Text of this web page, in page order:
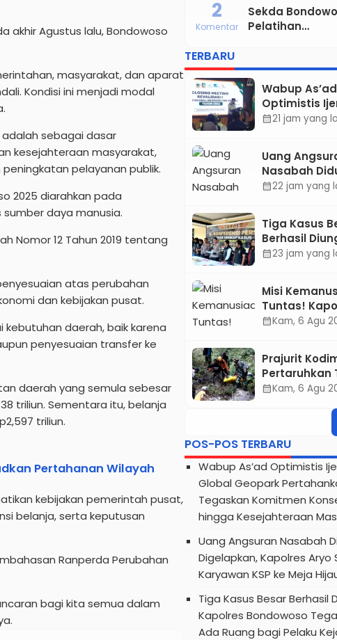
akhir Agustus lalu, Bondowoso
masyarakat, dan aparat
Kondisi ini menjadi modal
adalah sebagai dasar
kesejahteraan masyarakat,
pelayanan publik.
2025 diarahkan pada
daya manusia.
Nomor 12 Tahun 2019 tentang
atas perubahan
dan kebijakan pusat.
daerah, baik karena
penyesuaian transfer ke
daerah yang semula sebesar
triliun. Sementara itu, belanja
triliun.
Pertahanan Wilayah
kebijakan pemerintah pusat,
belanja, serta keputusan
Ranperda Perubahan
bagi kita semua dalam
Parah
Sekda
Pelatihan
Angkatan VIII
2
Komentar
TERBARU
Wabup As’ad
Optimistis
UNESCO
Tegaskan
Konservasi
calendar_month21 jam yang
Uang
Nasabah
Digelapkan,
calendar_month22 jam yang
Tiga Kasus
Berhasil
Kapolres
Kejahatan
calendar_month23 jam yang
Misi
Tuntas!
Aryo
Piramid
Dievakuasi
calendar_monthKam, 6 Agu
Prajurit
Pertaruhkan
di Tebing
Gunung
Berhasil
calendar_monthKam, 6 Agu
POS-POS TERBARU
Wabup As’ad Optimistis
Global Geopark
Tegaskan Komitmen
hingga Kesejahteraan
Uang Angsuran Nasabah
Digelapkan, Kapolres Aryo
Karyawan KSP ke Meja
Tiga Kasus Besar Berhasil
Kapolres Bondowoso
Ada Ruang bagi Pelaku